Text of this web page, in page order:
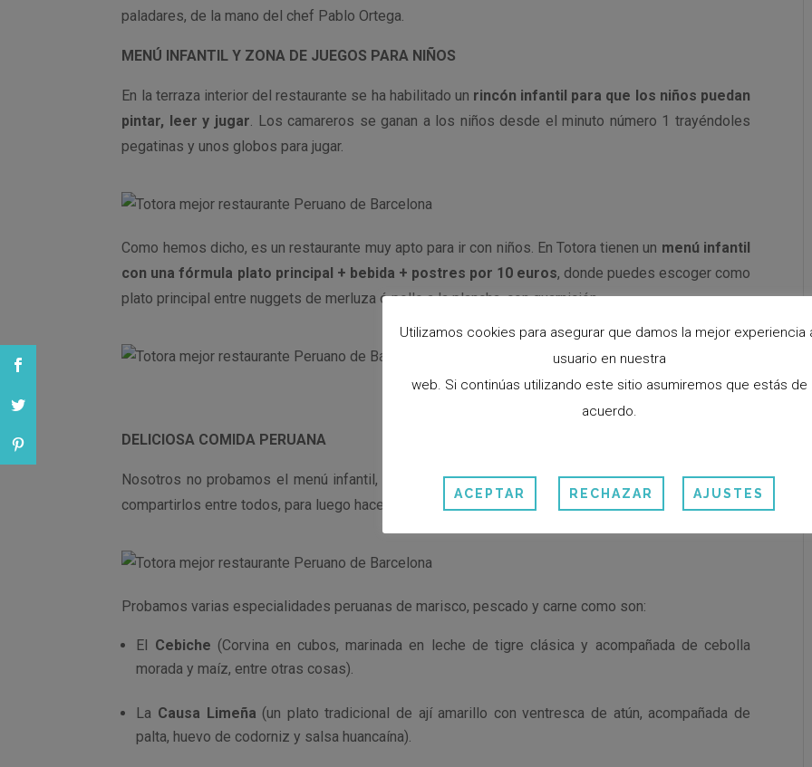
paladares, de la mano del chef Pablo Ortega.
MENÚ INFANTIL Y ZONA DE JUEGOS PARA NIÑOS
En la terraza interior del restaurante se ha habilitado un rincón infantil para que los niños puedan
pintar, leer y jugar . Los camareros se ganan a los niños desde el minuto número 1 trayéndoles
pegatinas y unos globos para jugar.
Como hemos dicho, es un restaurante muy apto para ir con niños. En Totora tienen un menú infantil
con una fórmula plato principal + bebida + postres por 10 euros, donde puedes escoger como
plato principal entre nuggets de merluza ó pollo a la plancha, con guarnición.
DELICIOSA COMIDA PERUANA
Nosotros no probamos el menú infantil, ya que optamos por probar diversos platos de la carta y
compartirlos entre todos, para luego hacer votaciones de nuestros sabores favoritos.
Probamos varias especialidades peruanas de marisco, pescado y carne como son:
El Cebiche (Corvina en cubos, marinada en leche de tigre clásica y acompañada de cebolla
morada y maíz, entre otras cosas).
La Causa Limeña (un plato tradicional de ají amarillo con ventresca de atún, acompañada de
palta, huevo de codorniz y salsa huancaína).
Utilizamos cookies para asegurar que damos la mejor experiencia
usuario en nuestra
web. Si continúas utilizando este sitio asumiremos que estás de
acuerdo.
ACEPTAR RECHAZAR AJUSTES